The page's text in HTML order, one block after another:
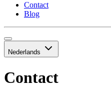
Contact
Blog
Nederlands
Contact